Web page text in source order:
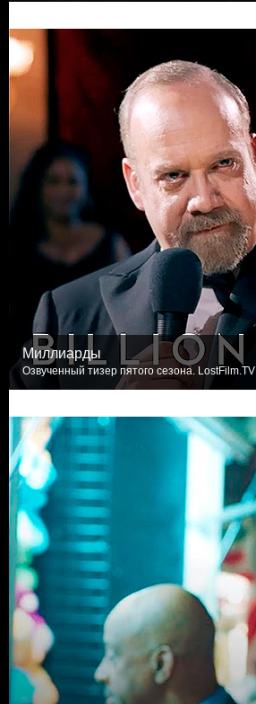
Миллиарды
Озвученный тизер пятого сезона. LostFilm.TV